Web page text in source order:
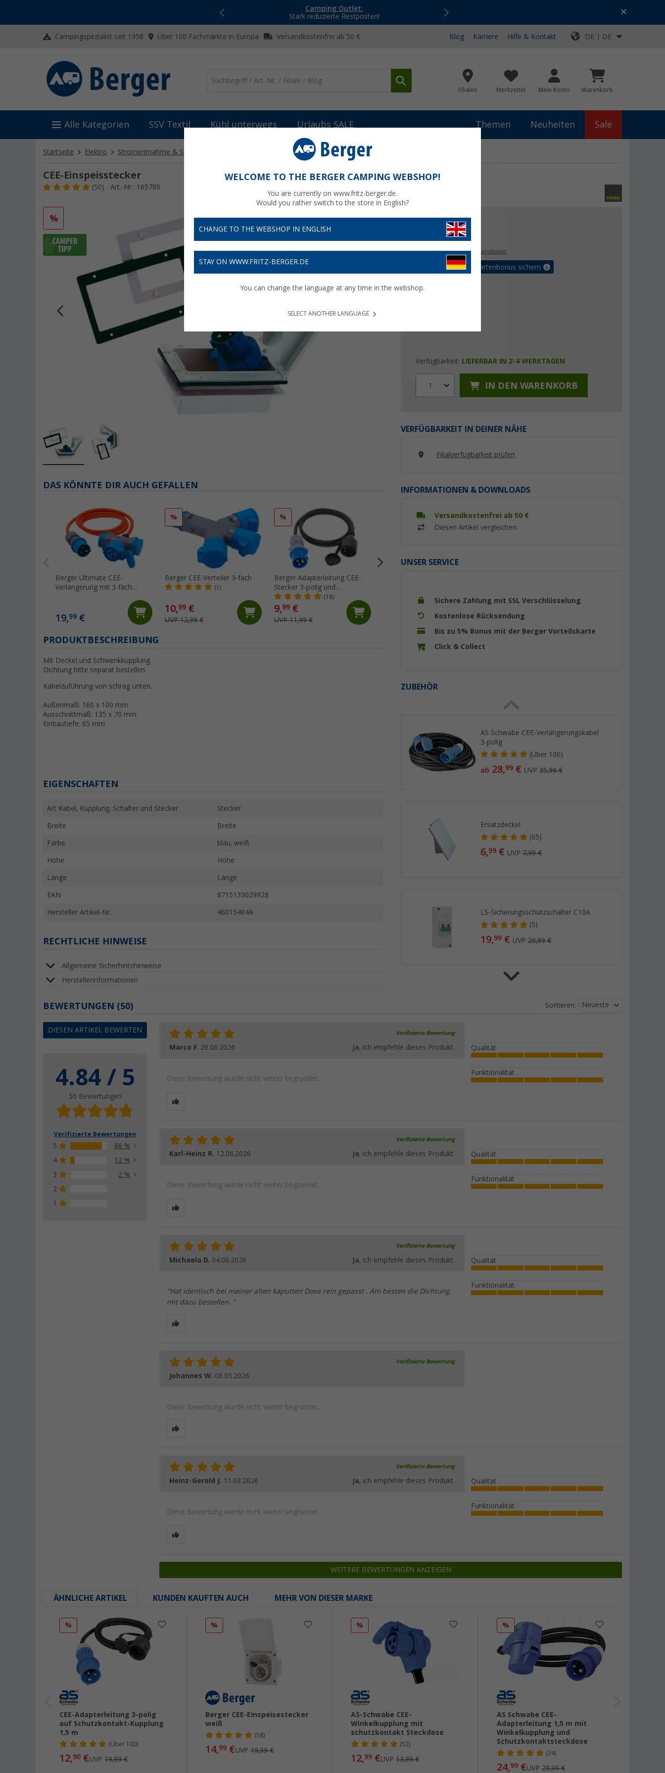
Camping Outlet:
Stark reduzierte Restposten!
Top-Deals für dein Abenteuer!
Campingspezialist seit 1958 Über 100 Fachmärkte in Europa Versandkostenfrei ab 50 € Blog Karriere Hilfe & Kontakt DE | DE
Filialen Merkzettel Mein Konto Warenkorb
Alle Kategorien SSV Textil Kühl unterwegs Urlaubs SALE Themen Neuheiten Sale
Startseite Elektro Stromentnahme & Stromeinspeisung CEE-Stecker & -Adapter CEE-Einspeisestecker
CEE-Einspeisstecker
(50) Art.-Nr.: 165780
% UVP22,99 €
€
Preise inkl. MwSt.,zzgl. Versandkosten
Bis zu 5% Vorteilskartenbonus sichern
Verfügbarkeit: LIEFERBAR IN 2-4 WERKTAGEN
1 IN DEN WARENKORB
VERFÜGBARKEIT IN DEINER NÄHE
Filialverfügbarkeit prüfen
INFORMATIONEN & DOWNLOADS
Versandkostenfrei ab 50 €
Diesen Artikel vergleichen
UNSER SERVICE
Sichere Zahlung mit SSL Verschlüsselung
Kostenlose Rücksendung
Bis zu 5% Bonus mit der Berger Vorteilskarte
Click & Collect
ZUBEHÖR
AS Schwabe CEE-Verlängerungskabel
3-polig
(Über 100)
ab 28,99 € UVP35,99 €
Ersatzdeckel
(65)
6,99 € UVP7,99 €
LS-Sicherungsschutzschalter C10A
(5)
19,99 € UVP26,99 €
DAS KÖNNTE DIR AUCH GEFALLEN
Berger Ultimate CEE-
Verlängerung mit 3-fach
19,99 €
%
Berger CEE-Verteiler 3-fach
(1)
10,99 €
UVP 12,99 €
%
Berger Adapterleitung CEE-
Stecker 3-polig und
Schutzkontakt-Kupplung 1,5
m
(18)
9,99 €
UVP 11,99 €
Stecker 1,5 m
(33)
UVP 11,99 €
%
Stecker und CEE-Kupplung 25
(27)
UVP 69,99 €
PRODUKTBESCHREIBUNG
Mit Deckel und Schwenkkupplung.
Dichtung bitte separat bestellen
Kabelzuführung von schräg unten.
Außenmaß: 160 x 100 mm
Ausschnittmaß: 135 x 70 mm
Einbautiefe: 65 mm
EIGENSCHAFTEN
Art Kabel, Kupplung, Schalter und Stecker Stecker
Breite Breite
Farbe blau, weiß
Höhe Höhe
Länge Länge
EAN 8715133029928
Hersteller Artikel-Nr. 46015484A
RECHTLICHE HINWEISE
Allgemeine Sicherheitshinweise
Herstellerinformationen
BEWERTUNGEN (50)
DIESEN ARTIKEL BEWERTEN
4.84 / 5
50 Bewertungen
Verifizierte Bewertungen
5
86 %
4
12 %
3
2 %
2
1
Sortieren: Neueste
Verifizierte Bewertung
Marco F. 26.06.2026 Ja, ich empfehle dieses Produkt.
Diese Bewertung wurde nicht weiter begründet.
Qualität
Funktionalität
Verifizierte Bewertung
Karl-Heinz R. 12.06.2026 Ja, ich empfehle dieses Produkt.
Diese Bewertung wurde nicht weiter begründet.
Qualität
Funktionalität
Verifizierte Bewertung
Michaela D. 04.06.2026 Ja, ich empfehle dieses Produkt.
"Hat identisch bei meiner alten kaputten Dose rein gepasst . Am besten die Dichtung
mit dazu bestellen. "
Qualität
Funktionalität
Verifizierte Bewertung
Johannes W. 06.05.2026
Diese Bewertung wurde nicht weiter begründet.
Verifizierte Bewertung
Heinz-Gerold J. 11.03.2026 Ja, ich empfehle dieses Produkt.
Diese Bewertung wurde nicht weiter begründet.
Qualität
Funktionalität
WEITERE BEWERTUNGEN ANZEIGEN
ÄHNLICHE ARTIKEL KUNDEN KAUFTEN AUCH MEHR VON DIESER MARKE
%
CEE-Adapterleitung 3-polig
auf Schutzkontakt-Kupplung
1,5 m
(Über 100)
12,90 €UVP19,99 €
%
Berger CEE-Einspeisestecker
weiß
(58)
14,99€UVP 19,99 €
%
AS-Schwabe CEE-
Winkelkupplung mit
schutzkontakt Steckdose
(52)
12,99 €UVP13,99 €
%
AS Schwabe CEE-
Adapterleitung 1,5 m mit
Winkelkupplung und
Schutzkontaktsteckdose
(34)
24,99€UVP 29,99 €
WELCOME TO THE BERGER CAMPING WEBSHOP!
You are currently on www.fritz-berger.de.
Would you rather switch to the store in English?
CHANGE TO THE WEBSHOP IN ENGLISH
STAY ON WWW.FRITZ-BERGER.DE
You can change the language at any time in the webshop.
SELECT ANOTHER LANGUAGE